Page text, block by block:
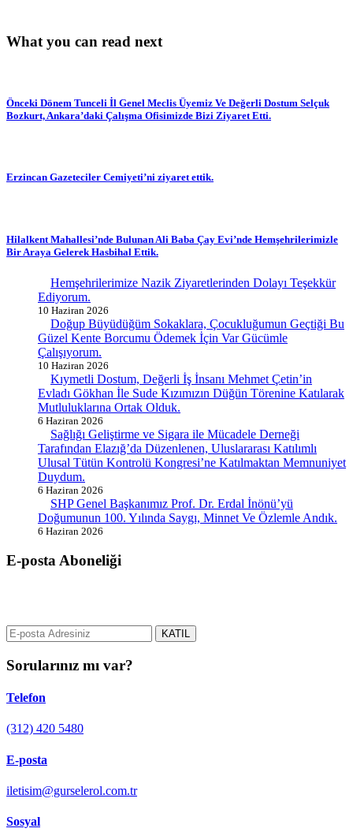
What you can read next
Önceki Dönem Tunceli İl Genel Meclis Üyemiz Ve Değerli Dostum Selçuk
Bozkurt, Ankara’daki Çalışma Ofisimizde Bizi Ziyaret Etti.
Erzincan Gazeteciler Cemiyeti’ni ziyaret ettik.
Hilalkent Mahallesi’nde Bulunan Ali Baba Çay Evi’nde Hemşehrilerimizle
Bir Araya Gelerek Hasbihal Ettik.
Hemşehrilerimize Nazik Ziyaretlerinden Dolayı Teşekkür
Ediyorum.
10 Haziran 2026
Doğup Büyüdüğüm Sokaklara, Çocukluğumun Geçtiği Bu
Güzel Kente Borcumu Ödemek İçin Var Gücümle
Çalışıyorum.
10 Haziran 2026
Kıymetli Dostum, Değerli İş İnsanı Mehmet Çetin’in
Evladı Gökhan İle Sude Kızımızın Düğün Törenine Katılarak
Mutluluklarına Ortak Olduk.
6 Haziran 2026
Sağlığı Geliştirme ve Sigara ile Mücadele Derneği
Tarafından Elazığ’da Düzenlenen, Uluslararası Katılımlı
Ulusal Tütün Kontrolü Kongresi’ne Katılmaktan Memnuniyet
Duydum.
6 Haziran 2026
SHP Genel Başkanımız Prof. Dr. Erdal İnönü’yü
Doğumunun 100. Yılında Saygı, Minnet Ve Özlemle Andık.
6 Haziran 2026
E-posta Aboneliği
KATIL
Sorularınız mı var?
Telefon
(312) 420 5480
E-posta
iletisim@gurselerol.com.tr
Sosyal